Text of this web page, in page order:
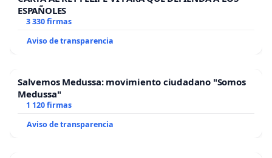
ESPAÑOLES
3 330 firmas
Aviso de transparencia
Salvemos Medussa: movimiento ciudadano "Somos
Medussa"
1 120 firmas
Aviso de transparencia